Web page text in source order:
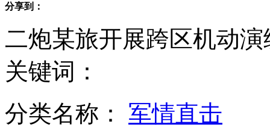
凯特孕后露面 连衣裙尽显好身材
分享到：
二炮某旅开展跨区机动
关键词：
分类名称： 军情直击